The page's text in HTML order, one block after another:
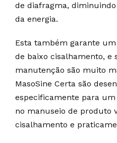
de diafragma,
da energia.
Esta também garante
de baixo cisalhamento, e
manutenção são muito
MasoSine Certa são
especificamente para
no manuseio de produto
cisalhamento e